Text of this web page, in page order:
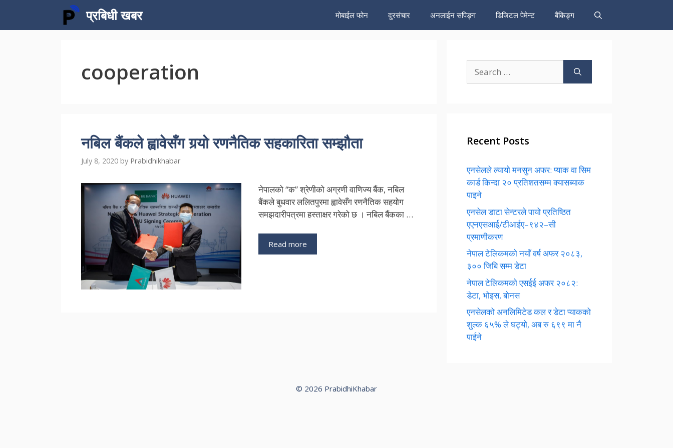
content
प्रबिधी खबर मोबाईल फोन दुरसंचार अनलाईन सपिङ्ग डिजिटल पेमेन्ट बैंकिङ्ग
cooperation
नबिल बैंकले ह्वावेसँग गर्‍यो रणनैतिक सहकारिता सम्झौता
July 8, 2020 by Prabidhikhabar
नेपालको “क” श्रेणीको अग्रणी वाणिज्य बैंक, नबिल
बैंकले बुधवार ललितपुरमा ह्वावेसँग रणनैतिक सहयोग
समझदारीपत्रमा हस्ताक्षर गरेको छ । नबिल बैंकका …
Read more
for:
Recent Posts
एनसेलले ल्यायो मनसुन अफर: प्याक वा सिम
कार्ड किन्दा २० प्रतिशतसम्म क्यासब्याक
पाइने
एनसेल डाटा सेन्टरले पायो प्रतिष्ठित
एएनएसआई/टीआईए–९४२–सी
प्रमाणीकरण
नेपाल टेलिकमको नयाँ वर्ष अफर २०८३,
३०० जिबि सम्म डेटा
नेपाल टेलिकमको एसईई अफर २०८२:
डेटा, भोइस, बोनस
एनसेलको अनलिमिटेड कल र डेटा प्याकको
शुल्क ६५% ले घट्यो, अब रु ६९९ मा नै
पाईने
© 2026 PrabidhiKhabar